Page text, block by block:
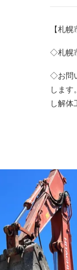
【札
◇札幌
◇お問
します
し解体